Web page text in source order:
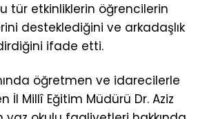
tür etkinliklerin öğrencilerin
desteklediğini ve arkadaşlık
ifade etti.
öğretmen ve idarecilerle
İl Millî Eğitim Müdürü Dr. Aziz